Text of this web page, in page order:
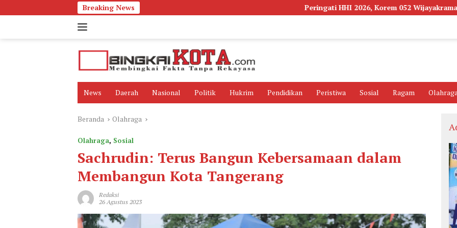
ke
Breaking News Peringati HHI 2026, Korem 052 Wijayakrama Tanam
News Daerah Nasional Politik Hukrim Pendidikan Peristiwa Sosial Ragam
Beranda Olahraga
Olahraga, Sosial
Sachrudin: Terus Bangun Kebersamaan dalam
Membangun Kota Tangerang
Redaksi
26 Agustus 2023